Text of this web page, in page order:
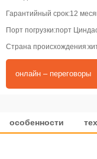
Гарантийный срок:12
Порт погрузки:порт
Страна
онлайн – переговоры
особенности